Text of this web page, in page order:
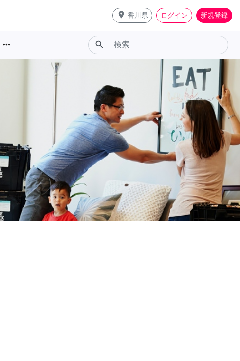
place 香川県 ログイン 新規登録
more_horiz search